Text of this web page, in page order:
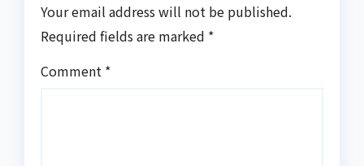
Your email address will not be published.
Required fields are marked *
Comment *